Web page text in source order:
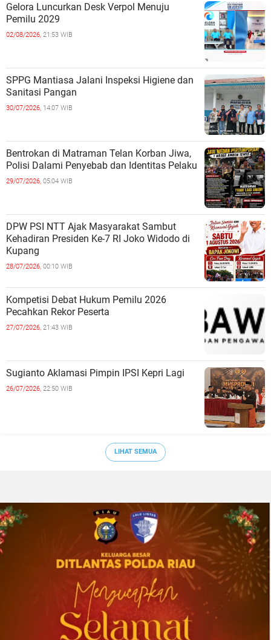
Gelora Luncurkan Desk Verpol Menuju
Pemilu 2029
02/08/2026, 21:53 WIB
SPPG Mantiasa Jalani Inspeksi Higiene dan
Sanitasi Pangan
30/07/2026, 14:07 WIB
Bentrokan di Matraman Telan Korban Jiwa,
Polisi Dalami Penyebab dan Identitas Pelaku
29/07/2026, 05:04 WIB
DPW PSI NTT Ajak Masyarakat Sambut
Kehadiran Presiden Ke-7 RI Joko Widodo di
Kupang
28/07/2026, 00:10 WIB
Kompetisi Debat Hukum Pemilu 2026
Pecahkan Rekor Peserta
27/07/2026, 21:43 WIB
Sugianto Aklamasi Pimpin IPSI Kepri Lagi
26/07/2026, 22:50 WIB
LIHAT SEMUA